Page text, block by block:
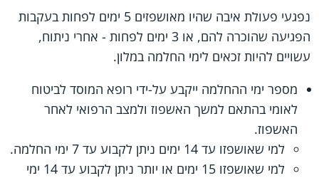
נפגעי פעולת איבה שהיו מאושפזים 5 ימים לפחות בעקבות
הפגיעה שהוכרה להם, או 3 ימים לפחות - אחרי ניתוח,
עשויים להיות זכאים לימי החלמה במלון.
מספר ימי ההחלמה ייקבע על-ידי רופא המוסד לביטוח
לאומי בהתאם למשך האשפוז ולמצב הרפואי לאחר
האשפוז.
למי שאושפזו עד 14 ימים ניתן לקבוע עד 7 ימי החלמה.
למי שאושפזו 15 ימים או יותר ניתן לקבוע עד 14 ימי